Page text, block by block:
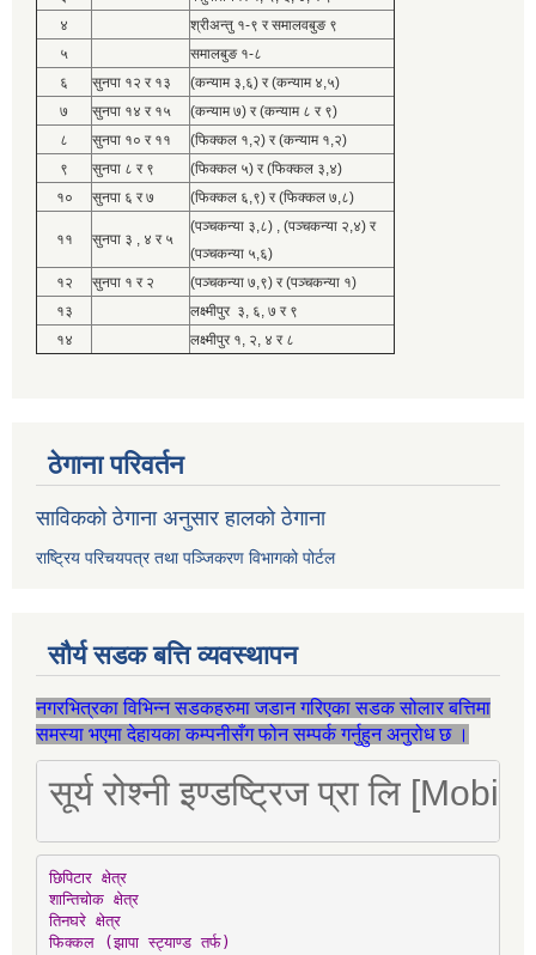
४
श्रीअन्तु १-९ र समालवबुङ ९
५
समालबुङ १-८
६
सुनपा १२ र १३
(कन्याम ३,६) र (कन्याम ४,५)
७
सुनपा १४ र १५
(कन्याम ७) र (कन्याम ८ र ९)
८
सुनपा १० र ११
(फिक्कल १,२) र (कन्याम १,२)
९
सुनपा ८ र ९
(फिक्कल ५) र (फिक्कल ३,४)
१०
सुनपा ६ र ७ (फिक्कल ६,९) र (फिक्कल ७,८)
११ सुनपा ३ , ४ र ५
(पञ्चकन्या ३,८) , (पञ्चकन्या २,४) र
(पञ्चकन्या ५,६)
१२
सुनपा १ र २
(पञ्चकन्या ७,९) र (पञ्चकन्या १)
१३
लक्ष्मीपुर ३, ६, ७ र ९
१४
लक्ष्मीपुर १, २, ४ र ८
ठेगाना परिवर्तन
साविकको ठेगाना अनुसार हालको ठेगाना
राष्ट्रिय परिचयपत्र तथा पञ्जिकरण विभागको पोर्टल
सौर्य सडक बत्ति व्यवस्थापन
नगरभित्रका विभिन्न सडकहरुमा जडान गरिएका सडक सोलार बत्तिमा
समस्या भएमा देहायका कम्पनीसँग फोन सम्पर्क गर्नुहुन अनुरोध छ ।
सूर्य रोश्नी इण्डष्ट्रिज प्रा लि
छिपिटार क्षेत्र
शान्तिचोक क्षेत्र
तिनघरे क्षेत्र
फिक्कल (झापा स्ट्याण्ड तर्फ)